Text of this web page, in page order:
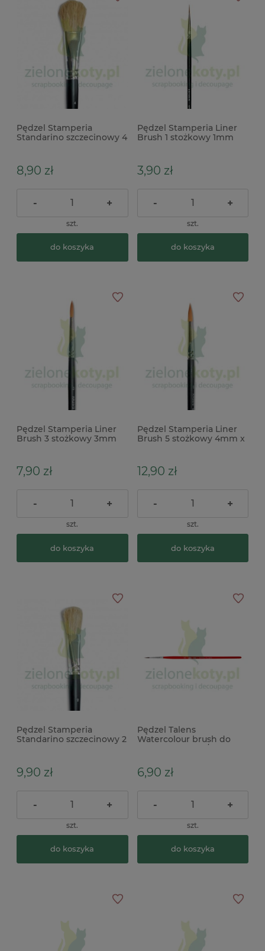
Pędzel Stamperia
Standarino szczecinowy 4
8,90 zł
- +
szt.
do koszyka
Pędzel Stamperia Liner
Brush 1 stożkowy 1mm
3,90 zł
- +
szt.
do koszyka
Pędzel Stamperia Liner
Brush 3 stożkowy 3mm
7,90 zł
- +
szt.
do koszyka
Pędzel Stamperia Liner
Brush 5 stożkowy 4mm x
12,90 zł
- +
szt.
do koszyka
Pędzel Stamperia
Standarino szczecinowy 2
9,90 zł
- +
szt.
do koszyka
Pędzel Talens
Watercolour brush do
akwareli 1,6mm / nr 2
6,90 zł
- +
szt.
do koszyka